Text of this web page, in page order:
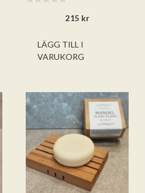
215 kr
LÄGG TILL I
VARUKORG